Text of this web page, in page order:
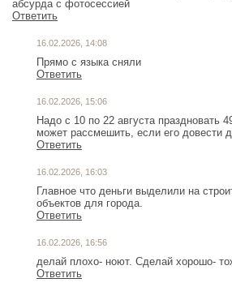
абсурда с фотосессией
Ответить
16.02.2026, 14:08
Прямо с языка сняли
Ответить
16.02.2026, 15:06
Надо с 10 по 22 августа праздновать
может рассмешить, если его довести
Ответить
16.02.2026, 16:03
Главное что деньги выделили на
объектов для города.
Ответить
16.02.2026, 16:56
делай плохо- ноют. Сделай хорошо-
Ответить